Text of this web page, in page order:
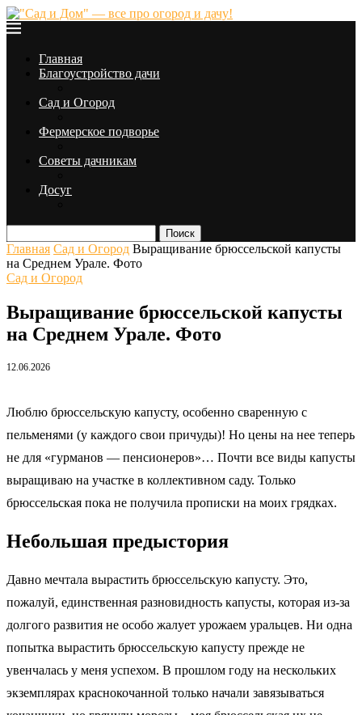
Главная
Благоустройство дачи
Сад и Огород
Фермерское подворье
Советы дачникам
Досуг
Поиск
Главная Сад и Огород Выращивание брюссельской капусты
на Среднем Урале. Фото
Сад и Огород
Выращивание брюссельской капусты
на Среднем Урале. Фото
12.06.2026
Люблю брюссельскую капусту, особенно сваренную с
пельменями (у каждого свои причуды)! Но цены на нее теперь
не для «гурманов — пенсионеров»… Почти все виды капусты
выращиваю на участке в коллективном саду. Только
брюссельская пока не получила прописки на моих грядках.
Небольшая предыстория
Давно мечтала вырастить брюссельскую капусту. Это,
пожалуй, единственная разновидность капусты, которая из-за
долгого развития не особо жалует урожаем уральцев. Ни одна
попытка вырастить брюссельскую капусту прежде не
увенчалась у меня успехом. В прошлом году на нескольких
экземплярах краснокочанной только начали завязываться